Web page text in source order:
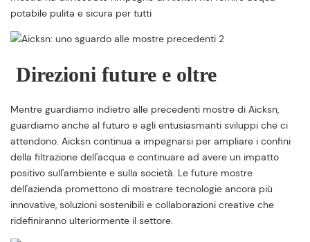
potabile pulita e sicura per tutti
Direzioni future e oltre
Mentre guardiamo indietro alle precedenti mostre di Aicksn,
guardiamo anche al futuro e agli entusiasmanti sviluppi che ci
attendono. Aicksn continua a impegnarsi per ampliare i confini
della filtrazione dell'acqua e continuare ad avere un impatto
positivo sull'ambiente e sulla società. Le future mostre
dell'azienda promettono di mostrare tecnologie ancora più
innovative, soluzioni sostenibili e collaborazioni creative che
ridefiniranno ulteriormente il settore.